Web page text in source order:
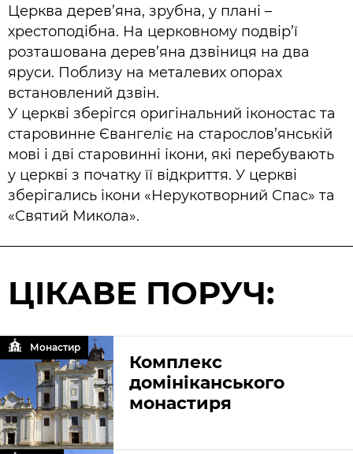
Церква дерев’яна, зрубна, у плані –
хрестоподібна. На церковному подвір’ї
розташована дерев’яна дзвіниця на два
яруси. Поблизу на металевих опорах
встановлений дзвін.
У церкві зберігся оригінальний іконостас та
старовинне Євангеліє на старослов’янській
мові і дві старовинні ікони, які перебувають
у церкві з початку її відкриття. У церкві
зберігались ікони «Нерукотворний Спас» та
«Святий Микола».
ЦІКАВЕ ПОРУЧ:
Комплекс
домініканського
монастиря
Монастир